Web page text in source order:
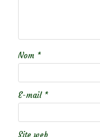
Nom *
E-mail *
Site web